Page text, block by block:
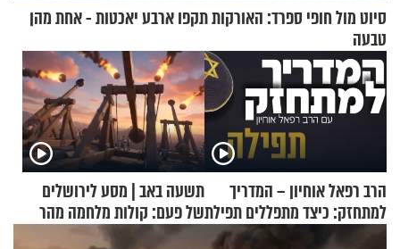
סיוט מול חופי ספרד: האורקות תקפו ארבע יאכטות - אחת מהן
טבעה
הרב רפאל אוחיון – המדריך
למתחזק: כיצד מתפללים תפילת
שמונה עשרה?
תשעה באב | מסע לירושלים
של פעם: קולות מלחמה מהר
הזיתים